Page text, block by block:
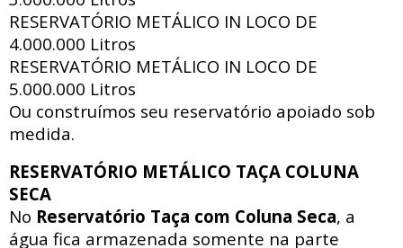
RESERVATÓRIO METÁLICO IN LOCO DE
4.000.000 Litros
RESERVATÓRIO METÁLICO IN LOCO DE
5.000.000 Litros
Ou construímos seu reservatório apoiado sob
medida.
RESERVATÓRIO METÁLICO TAÇA COLUNA
SECA
No Reservatório Taça com Coluna Seca, a
água fica armazenada somente na parte